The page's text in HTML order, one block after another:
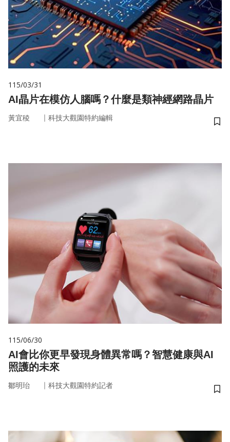
115/03/31
AI晶片在模仿人腦嗎？什麼是類神經網路晶片
黃宜稜 ｜ 科技大觀園特約編輯
儲
115/06/30
AI會比你更早發現身體異常嗎？智慧健康與AI
照護的未來
鄒明珆 ｜ 科技大觀園特約記者
儲